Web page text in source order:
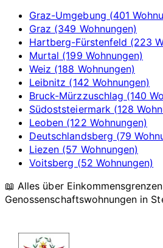
Graz-Umgebung (401
Graz (349 Wohnungen)
Hartberg-Fürstenfeld (223
Murtal (199 Wohnungen)
Weiz (188 Wohnungen)
Leibnitz (142 Wohnungen)
Bruck-Mürzzuschlag (140
Südoststeiermark (128
Leoben (122 Wohnungen)
Deutschlandsberg (79
Liezen (57 Wohnungen)
Voitsberg (52 Wohnungen)
📖 Alles über
Genossenschaftswohnungen in